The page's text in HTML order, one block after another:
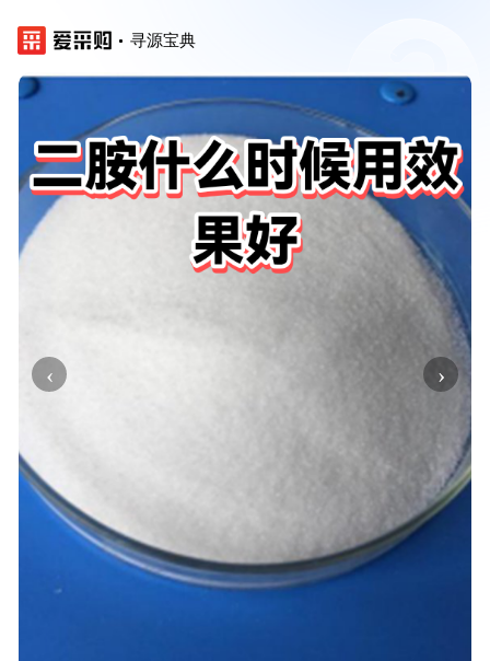
寻源宝典
‹ ›